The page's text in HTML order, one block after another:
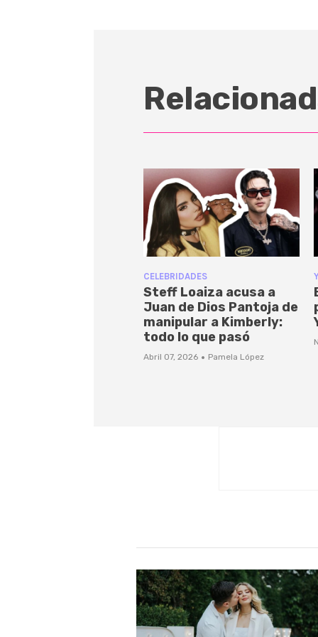
CELEBRIDADES
Steff Loaiza acusa a
Juan de Dios Pantoja de
manipular a Kimberly:
todo lo que pasó
Abril 07, 2026 · Pamela López